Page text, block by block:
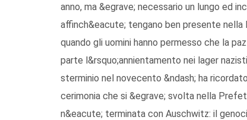
anno, ma &egrave; necessario un lungo ed
affinch&eacute; tengano ben presente
quando gli uomini hanno permesso che la
parte l&rsquo;annientamento nei lager
sterminio nel novecento &ndash; ha
cerimonia che si &egrave; svolta nella
n&eacute; terminata con Auschwitz: il